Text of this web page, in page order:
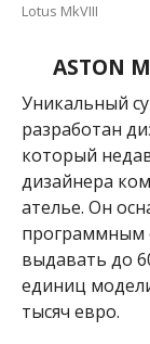
Lotus MkVIII
ASTON
Уникальный
разработан
который
дизайнера
ателье. Он
программным
выдавать до
единиц
тысяч евро.